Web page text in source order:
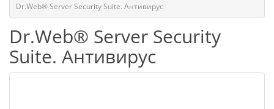
Dr.Web® Server Security Suite. Антивирус
Dr.Web® Server Security
Suite. Антивирус